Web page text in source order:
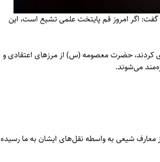
گفت: اگر امروز قم پایتخت علمی تشیع است، این
کردند، حضرت معصومه (س) از مرزهای اعتقادی و
می‌شوند.
معارف شیعی به واسطه نقل‌های ایشان به ما رسیده